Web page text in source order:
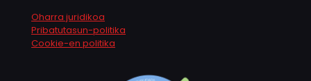
Oharra juridikoa
Pribatutasun-politika
Cookie-en politika